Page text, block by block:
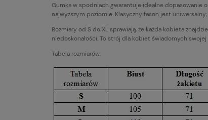
Gumka w spodniach gwarantuje idealne dopasowanie
najwyższym poziomie. Klasyczny fason jest
Rozmiary od S do XL sprawiają, że każda kobieta
niedoskonałości. To strój dla kobiet świadomych
Tabela rozmiarów: